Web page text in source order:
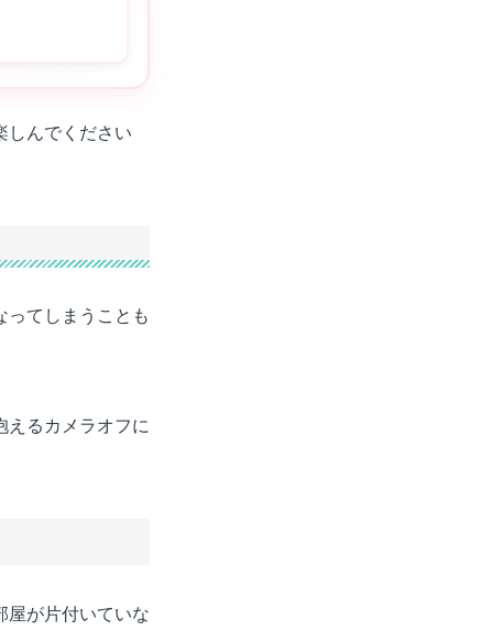
しんでください
てしまうことも
えるカメラオフに
屋が片付いていな